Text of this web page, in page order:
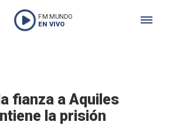
FM MUNDO
EN VIVO
fianza a Aquiles
la prisión